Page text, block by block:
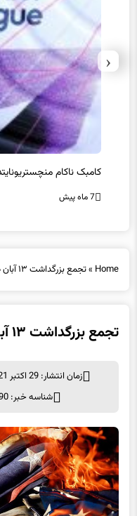
کامبک ناکام
7 ماه پیش
‹
Home
»تجمع بزرگداشت ۱۳ آبان در زنجان برگزار می‌شود
تجمع بزرگداشت ۱۳ آبان در زنجان برگزار می‌شود
زمان انتشار: 29 اکتبر 2021 ساعت 18:05
شناسه خبر: 67090